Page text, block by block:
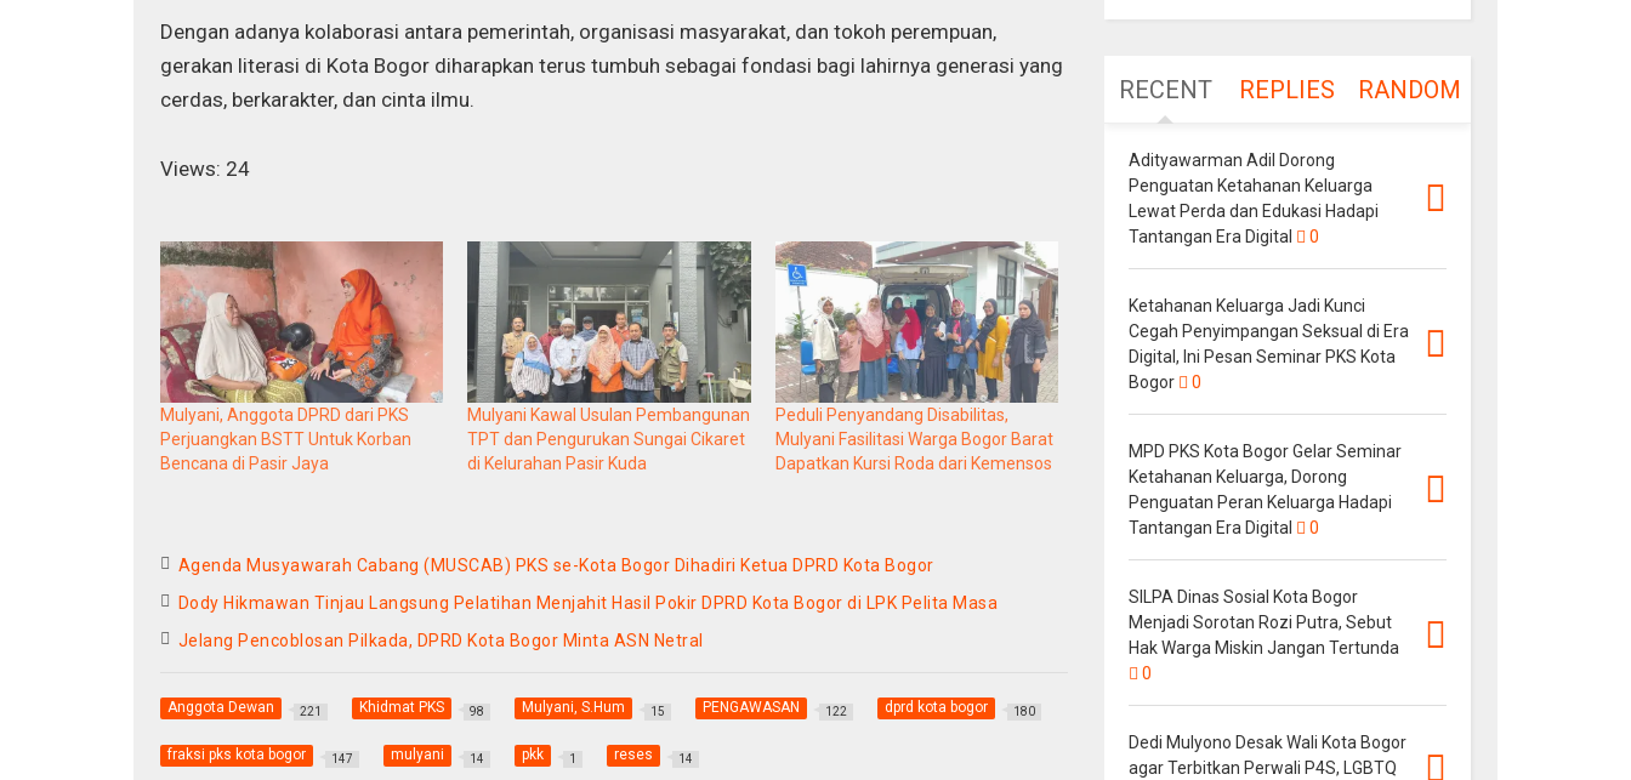
Dengan adanya kolaborasi antara pemerintah, organisasi masyarakat, dan tokoh perempuan,
gerakan literasi di Kota Bogor diharapkan terus tumbuh sebagai fondasi bagi lahirnya generasi yang
cerdas, berkarakter, dan cinta ilmu.
Views: 24
Mulyani, Anggota DPRD dari PKS
Perjuangkan BSTT Untuk Korban
Bencana di Pasir Jaya
Mulyani Kawal Usulan Pembangunan
TPT dan Pengurukan Sungai Cikaret
di Kelurahan Pasir Kuda
Peduli Penyandang Disabilitas,
Mulyani Fasilitasi Warga Bogor Barat
Dapatkan Kursi Roda dari Kemensos
Agenda Musyawarah Cabang (MUSCAB) PKS se-Kota Bogor Dihadiri Ketua DPRD Kota Bogor
Dody Hikmawan Tinjau Langsung Pelatihan Menjahit Hasil Pokir DPRD Kota Bogor di LPK Pelita Masa
Jelang Pencoblosan Pilkada, DPRD Kota Bogor Minta ASN Netral
Anggota Dewan 221 Khidmat PKS 98 Mulyani, S.Hum 15 PENGAWASAN 122 dprd kota bogor 180
fraksi pks kota bogor 147 mulyani 14 pkk 1 reses 14
RECENT REPLIES RANDOM
Adityawarman Adil Dorong
Penguatan Ketahanan Keluarga
Lewat Perda dan Edukasi Hadapi
Tantangan Era Digital
0
Ketahanan Keluarga Jadi Kunci
Cegah Penyimpangan Seksual di Era
Digital, Ini Pesan Seminar PKS Kota
Bogor
0
MPD PKS Kota Bogor Gelar Seminar
Ketahanan Keluarga, Dorong
Penguatan Peran Keluarga Hadapi
Tantangan Era Digital
0
SILPA Dinas Sosial Kota Bogor
Menjadi Sorotan Rozi Putra, Sebut
Hak Warga Miskin Jangan Tertunda
0
Dedi Mulyono Desak Wali Kota Bogor
agar Terbitkan Perwali P4S, LGBTQ